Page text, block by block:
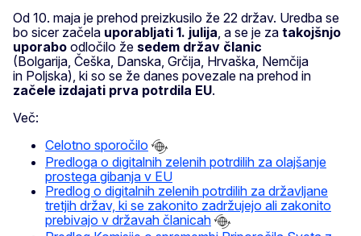
Od 10. maja je prehod preizkusilo že 22 držav. Uredba se
bo sicer začela uporabljati 1. julija, a se je za takojšnjo
uporabo odločilo že sedem držav članic
(Bolgarija, Češka, Danska, Grčija, Hrvaška, Nemčija
in Poljska), ki so se že danes povezale na prehod in
začele izdajati prva potrdila EU.
Več:
Celotno sporočilo
Predloga o digitalnih zelenih potrdilih za olajšanje
prostega gibanja v EU
Predlog o digitalnih zelenih potrdilih za državljane
tretjih držav, ki se zakonito zadržujejo ali zakonito
prebivajo v državah članicah